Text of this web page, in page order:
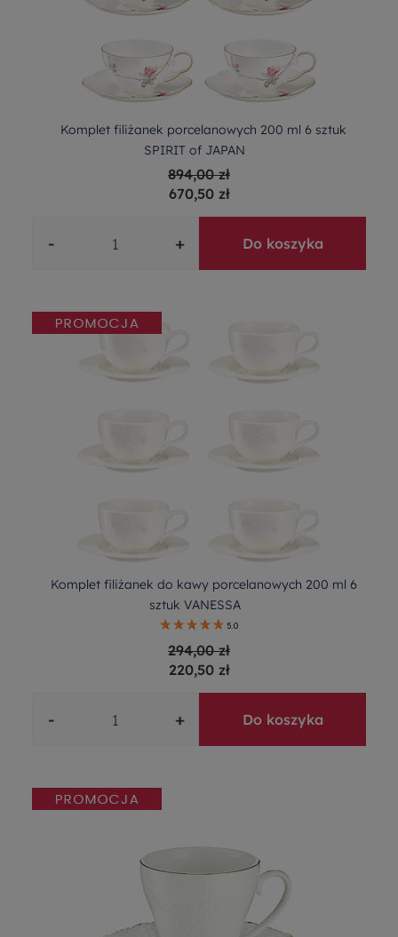
Komplet filiżanek porcelanowych 200 ml 6 sztuk
SPIRIT of JAPAN
894,00 zł
670,50 zł
- + Do koszyka
Komplet filiżanek do kawy porcelanowych 200 ml 6
sztuk VANESSA
5.0
294,00 zł
220,50 zł
- + Do koszyka